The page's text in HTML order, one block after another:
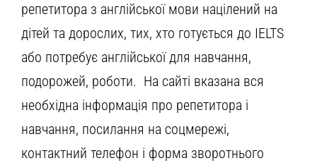
репетитора з англійської мови націлений на
дітей та дорослих, тих, хто готується до IELTS
або потребує англійської для навчання,
подорожей, роботи. На сайті вказана вся
необхідна інформація про репетитора і
навчання, посилання на соцмережі,
контактний телефон і форма зворотнього